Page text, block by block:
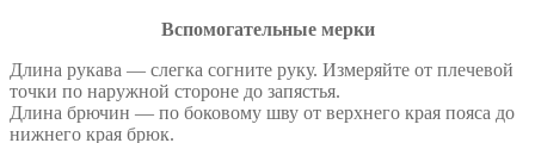
Вспомогательные мерки
Длина рукава — слегка согните руку. Измеряйте от плечевой
точки по наружной стороне до запястья.
Длина брючин — по боковому шву от верхнего края пояса до
нижнего края брюк.